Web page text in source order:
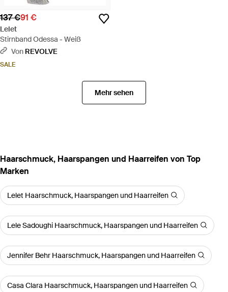
137 €91 €
Lelet
Stirnband Odessa - Weiß
Von REVOLVE
SALE
Mehr sehen
Haarschmuck, Haarspangen und Haarreifen von Top
Marken
Lelet Haarschmuck, Haarspangen und Haarreifen
Lele Sadoughi Haarschmuck, Haarspangen und Haarreifen
Jennifer Behr Haarschmuck, Haarspangen und Haarreifen
Casa Clara Haarschmuck, Haarspangen und Haarreifen